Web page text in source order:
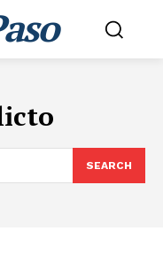
SEARCH